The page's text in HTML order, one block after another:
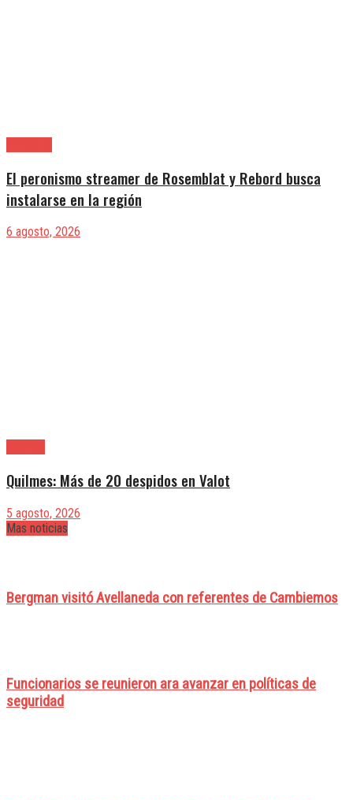
El peronismo streamer de Rosemblat y Rebord busca
instalarse en la región
6 agosto, 2026
Quilmes: Más de 20 despidos en Valot
5 agosto, 2026
Mas noticias
Bergman visitó Avellaneda con referentes de Cambiemos
Funcionarios se reunieron ara avanzar en políticas de
seguridad